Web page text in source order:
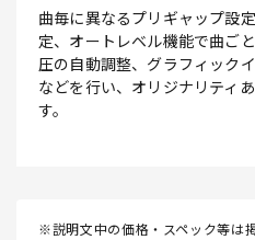
曲毎に異なるプリギャップ設
定、オートレベル機能で曲ご
圧の自動調整、グラフィック
などを行い、オリジナリティ
す。
※説明文中の価格・スペック等は